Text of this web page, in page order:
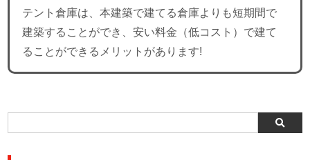
テント倉庫は、本建築で建てる倉庫よりも短期間で
建築することができ、安い料金（低コスト）で建て
ることができるメリットがあります!